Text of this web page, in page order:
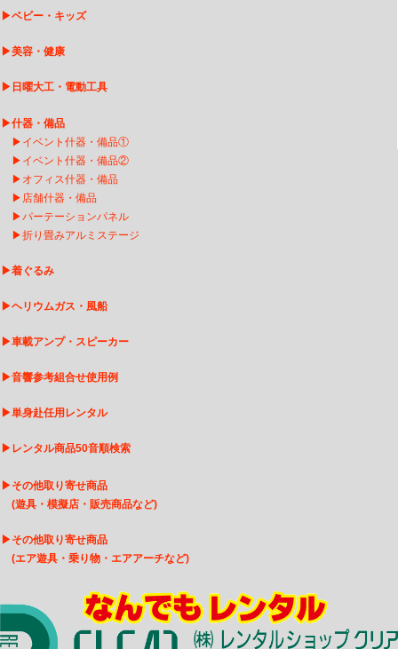
▶ベビー・キッズ
▶美容・健康
▶ 日曜大工・電動工具
▶什器・備品
▶ イベント什器・備品①
▶ イベント什器・備品②
▶ オフィス什器・備品
▶ 店舗什器・備品
▶パーテーションパネル
▶折り畳みアルミステージ
▶着ぐるみ
▶ヘリウムガス・風船
▶車載アンプ・スピーカー
▶音響参考組合せ使用例
▶単身赴任用レンタル
▶ レンタル商品50音順検索
▶その他取り寄せ商品
(遊具・模擬店・販売商品など)
▶その他取り寄せ商品
(エア遊具・乗り物・エアアーチなど)